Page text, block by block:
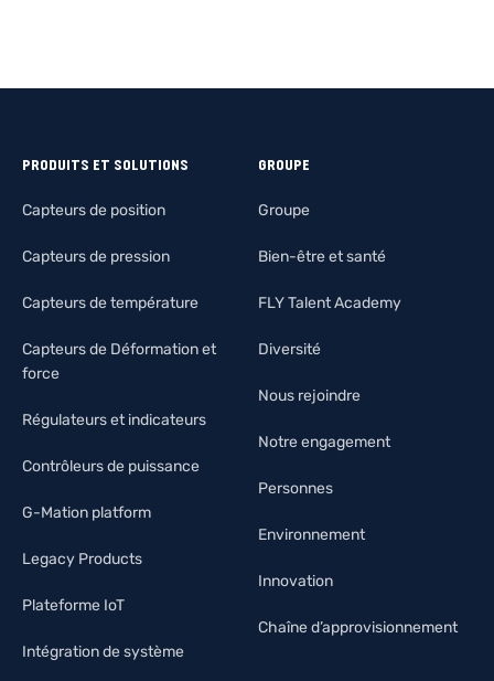
PRODUITS ET SOLUTIONS
Capteurs de position
Capteurs de pression
Capteurs de température
Capteurs de Déformation et
force
Régulateurs et indicateurs
Contrôleurs de puissance
G-Mation platform
Legacy Products
Plateforme IoT
Intégration de système
GROUPE
Groupe
Bien-être et santé
FLY Talent Academy
Diversité
Nous rejoindre
Notre engagement
Personnes
Environnement
Innovation
Chaîne d’approvisionnement